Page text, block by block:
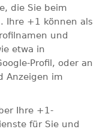
die Sie beim
Ihre +1 können als
und
etwa in
Profil, oder an
Anzeigen im
Ihre +1-
für Sie und